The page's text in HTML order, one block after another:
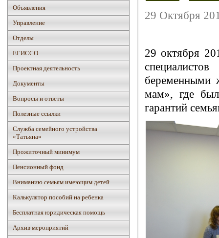
Объявления
Управление
Отделы
ЕГИССО
Проектная деятельность
Документы
Вопросы и ответы
Полезные ссылки
Служба семейного устройства
«Татьяна»
Прожиточный минимум
Пенсионный фонд
Вниманию семьям имеющим детей
Калькулятор пособий на ребенка
Бесплатная юридическая помощь
Архив мероприятий
29 Октября
29 октября
беременными
мам», где
гарантий